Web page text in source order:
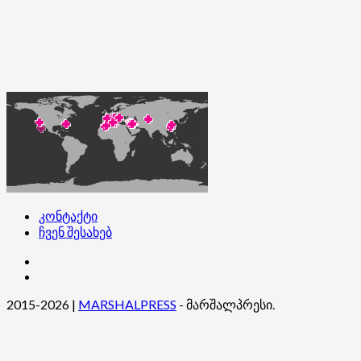
კონტაქტი
ჩვენ შესახებ
2015-2026 | MARSHALPRESS - მარშალპრესი.